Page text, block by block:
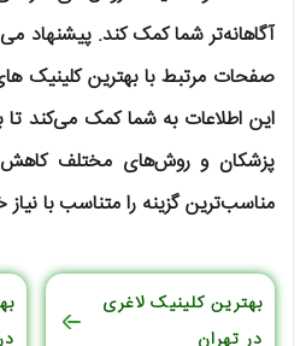
آگاهانه‌تر شما کمک کند. پیشنهاد
صفحات مرتبط با بهترین کلینیک
این اطلاعات به شما کمک می‌کند
پزشکان و روش‌های مختلف کاهش
مناسب‌ترین گزینه را متناسب با
بهترین کلینیک لاغری
در تهران